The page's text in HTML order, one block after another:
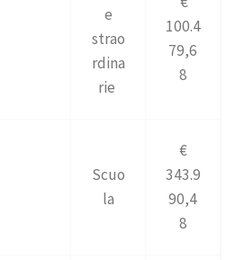
e
strao
rdina
rie
100.4
79,6
8
Scuo
la
€
343.9
90,4
8